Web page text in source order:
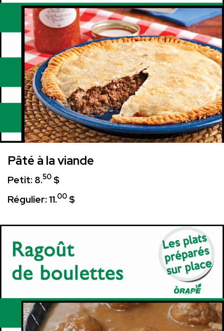
Pâté à la viande
Petit: 8.50 $
Régulier: 11.00 $